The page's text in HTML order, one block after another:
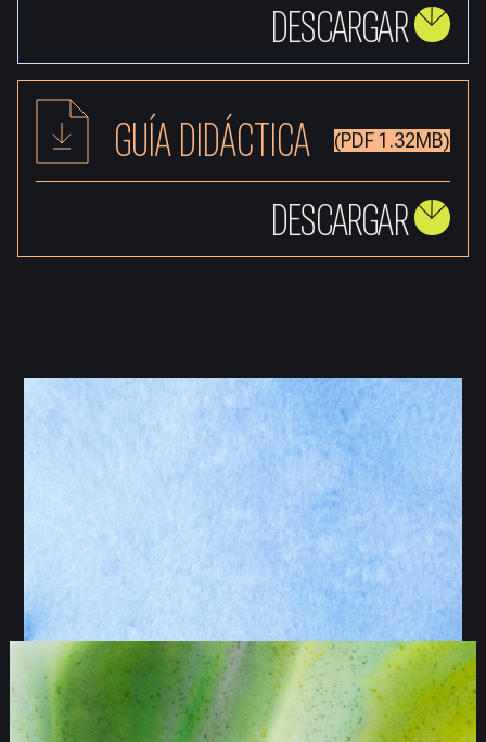
DESCARGAR
GUÍA DIDÁCTICA (PDF 1.32MB)
DESCARGAR